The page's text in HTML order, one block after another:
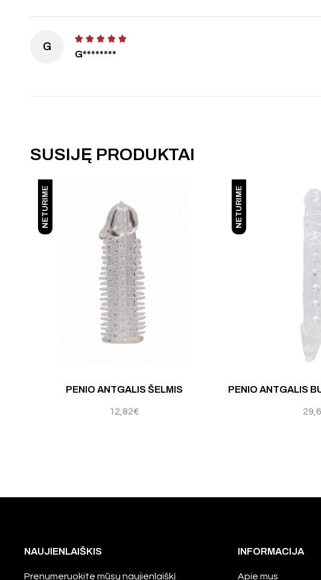
G
G********
SUSIJĘ PRODUKTAI
NETURIME
PENIO ANTGALIS ŠELMIS
12,82€
NETURIME
PENIO ANTGALIS
NAUJIENLAIŠKIS
Prenumeruokite mūsų naujienlaiškį
INFORMACIJA
Apie mus